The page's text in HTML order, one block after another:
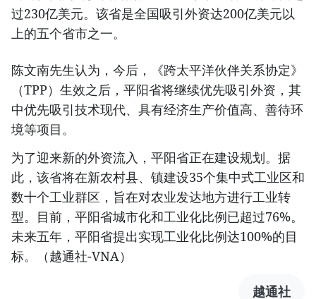
过230亿美元。该省是全国吸引外资达200亿美元以
上的五个省市之一。
陈文南先生认为，今后，《跨太平洋伙伴关系协定》
（TPP）生效之后，平阳省将继续优先吸引外资，其
中优先吸引技术现代、具有经济生产价值高、善待环
境等项目。
为了迎来新的外资流入，平阳省正在建设规划。据
此，该省将在新农村县、镇建设35个集中式工业区和
数十个工业群区，旨在对农业发达地方进行工业转
型。目前，平阳省城市化和工业化比例已超过76%。
未来五年，平阳省提出实现工业化比例达100%的目
标。（越通社-VNA）
越通社